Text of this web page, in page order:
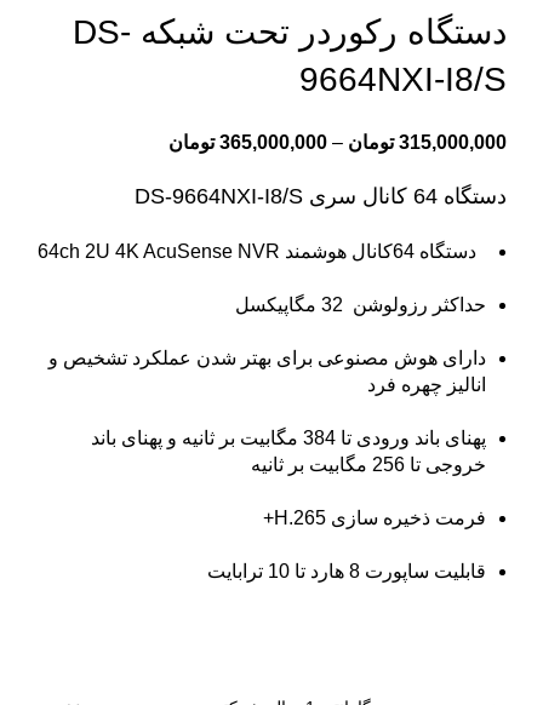
دستگاه رکوردر تحت شبکه DS-
9664NXI-I8/S
315,000,000 تومان –
365,000,000 تومان
دستگاه 64 کانال سری DS-9664NXI-I8/S
دستگاه 64کانال هوشمند 64ch 2U 4K AcuSense NVR
حداکثر رزولوشن 32 مگاپیکسل
دارای هوش مصنوعی برای بهتر شدن عملکرد تشخیص و
انالیز چهره فرد
پهنای باند ورودی تا 384 مگابیت بر ثانیه و پهنای باند
خروجی تا 256 مگابیت بر ثانیه
فرمت ذخیره سازی H.265+
قابلیت ساپورت 8 هارد تا 10 ترابایت